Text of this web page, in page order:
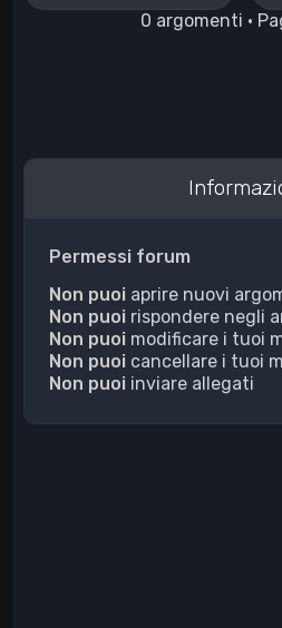
0 argomenti •
Permessi forum
Non puoi aprire nuovi
Non puoi rispondere negli
Non puoi modificare i tuoi
Non puoi cancellare i tuoi
Non puoi inviare allegati